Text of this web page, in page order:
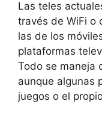
Las teles
través de WiFi o
las de los
plataformas
Todo se maneja
aunque algunas
juegos o el